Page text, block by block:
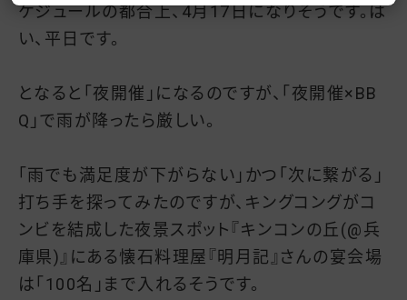
ケジュールの都合上、4月17日になりそうです。は
い、平日です。
となると「夜開催」になるのですが、「夜開催×BB
Q」で雨が降ったら厳しい。
「雨でも満足度が下がらない」かつ「次に繋がる」
打ち手を探ってみたのですが、キングコングがコ
ンビを結成した夜景スポット『キンコンの丘(@兵
庫県)』にある懐石料理屋『明月記』さんの宴会場
は「100名」まで入れるそうです。